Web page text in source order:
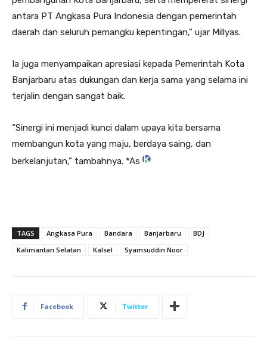
antara PT Angkasa Pura Indonesia dengan pemerintah
daerah dan seluruh pemangku kepentingan,” ujar Millyas.
Ia juga menyampaikan apresiasi kepada Pemerintah Kota
Banjarbaru atas dukungan dan kerja sama yang selama ini
terjalin dengan sangat baik.
“Sinergi ini menjadi kunci dalam upaya kita bersama
membangun kota yang maju, berdaya saing, dan
berkelanjutan,” tambahnya. *As
TAGS Angkasa Pura Bandara Banjarbaru
BDJ
Kalimantan Selatan
Kalsel Syamsuddin Noor
Facebook Twitter